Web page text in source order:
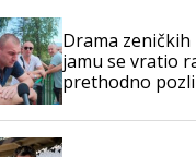
Drama zeničkih
jamu se vratio
prethodno